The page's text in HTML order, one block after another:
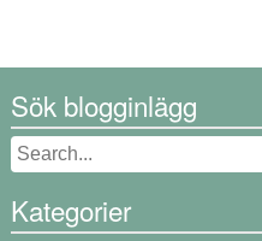
Sök blogginlägg
Kategorier